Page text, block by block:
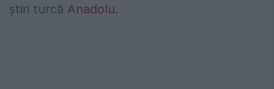
știri turcă Anadolu.